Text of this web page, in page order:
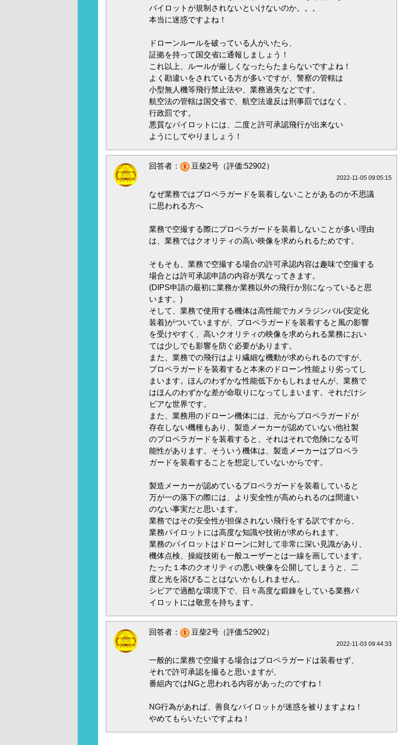
パイロットが規制されないといけないのか。。。
本当に迷惑ですよね！
ドローンルールを破っている人がいたら、
証拠を持って国交省に通報しましょう！
これ以上、ルールが厳しくなったらたまらないですよね！
よく勘違いをされている方が多いですが、警察の管轄は
小型無人機等飛行禁止法や、業務過失などです。
航空法の管轄は国交省で、航空法違反は刑事罰ではなく、
行政罰です。
悪質なパイロットには、二度と許可承認飛行が出来ない
ようにしてやりましょう！
回答者： 豆柴2号（評価:52902）
2022-11-05 09:05:15
なぜ業務ではプロペラガードを装着しないことがあるのか不思議
に思われる方へ
業務で空撮する際にプロペラガードを装着しないことが多い理由
は、業務ではクオリティの高い映像を求められるためです。
そもそも、業務で空撮する場合の許可承認内容は趣味で空撮する
場合とは許可承認申請の内容が異なってきます。
(DIPS申請の最初に業務か業務以外の飛行か別になっていると思
います。)
そして、業務で使用する機体は高性能でカメラジンバル(安定化
装着)がついていますが、プロペラガードを装着すると風の影響
を受けやすく、高いクオリティの映像を求められる業務におい
ては少しでも影響を防ぐ必要があります。
また、業務での飛行はより繊細な機動が求められるのですが、
プロペラガードを装着すると本来のドローン性能より劣ってし
まいます。ほんのわずかな性能低下かもしれませんが、業務で
はほんのわずかな差が命取りになってしまいます。それだけシ
ビアな世界です。
また、業務用のドローン機体には、元からプロペラガードが
存在しない機種もあり、製造メーカーが認めていない他社製
のプロペラガードを装着すると、それはそれで危険になる可
能性があります。そういう機体は、製造メーカーはプロペラ
ガードを装着することを想定していないからです。
製造メーカーが認めているプロペラガードを装着していると
万が一の落下の際には、より安全性が高められるのは間違い
のない事実だと思います。
業務ではその安全性が担保されない飛行をする訳ですから、
業務パイロットには高度な知識や技術が求められます。
業務のパイロットはドローンに対して非常に深い見識があり、
機体点検、操縦技術も一般ユーザーとは一線を画しています。
たった１本のクオリティの悪い映像を公開してしまうと、二
度と光を浴びることはないかもしれません。
シビアで過酷な環境下で、日々高度な鍛錬をしている業務パ
イロットには敬意を持ちます。
回答者： 豆柴2号（評価:52902）
2022-11-03 09:44:33
一般的に業務で空撮する場合はプロペラガードは装着せず、
それで許可承認を撮ると思いますが、
番組内ではNGと思われる内容があったのですね！
NG行為があれば、善良なパイロットが迷惑を被りますよね！
やめてもらいたいですよね！